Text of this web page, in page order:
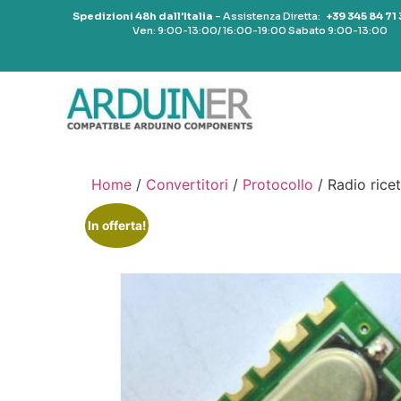
Spedizioni 48h dall’Italia – Assistenza Diretta: +39 345 84 71
Ven: 9:00-13:00/ 16:00-19:00 Sabato 9:00-13:00
Home / Convertitori / Protocollo / Radio
In offerta!